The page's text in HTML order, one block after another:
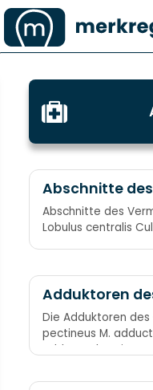
Abschnitte
Abschnitte des
Lobulus centralis
Adduktoren
Die Adduktoren des
pectineus M.
adductor brevis M.